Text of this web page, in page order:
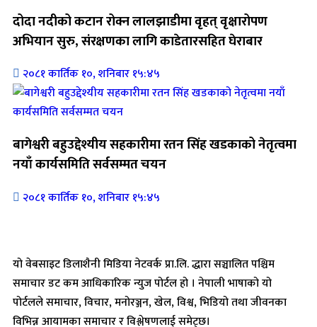
दोदा नदीको कटान रोक्न लालझाडीमा वृहत् वृक्षारोपण
अभियान सुरु, संरक्षणका लागि काडेतारसहित घेराबार
२०८१ कार्तिक १०, शनिबार १५:४५
बागेश्वरी बहुउद्देश्यीय सहकारीमा रतन सिंह खडकाको नेतृत्वमा
नयाँ कार्यसमिति सर्वसम्मत चयन
२०८१ कार्तिक १०, शनिबार १५:४५
यो वेबसाइट डिलाशैनी मिडिया नेटवर्क प्रा.लि. द्धारा सञ्चालित पश्चिम
समाचार डट कम आधिकारिक न्युज पोर्टल हो । नेपाली भाषाको यो
पोर्टलले समाचार, विचार, मनोरञ्जन, खेल, विश्व, भिडियो तथा जीवनका
विभिन्न आयामका समाचार र विश्लेषणलाई समेट्छ।